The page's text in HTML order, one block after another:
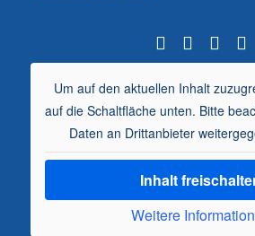
Um auf den aktuellen Inhalt
auf die Schaltfläche unten. Bitte
Daten an Drittanbieter
Inhalt
Weitere